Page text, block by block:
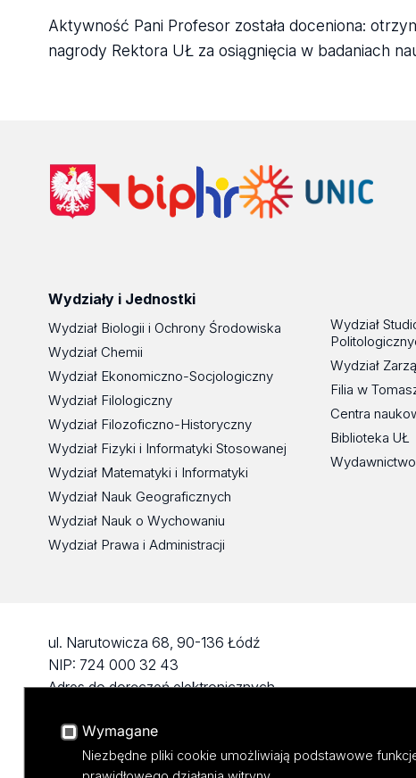
Aktywność Pani Profesor została doceniona:
nagrody Rektora UŁ za osiągnięcia w badaniach
Wydziały i Jednostki
Wydział Biologii i Ochrony Środowiska
Wydział Chemii
Wydział Ekonomiczno-Socjologiczny
Wydział Filologiczny
Wydział Filozoficzno-Historyczny
Wydział Fizyki i Informatyki Stosowanej
Wydział Matematyki i Informatyki
Wydział Nauk Geograficznych
Wydział Nauk o Wychowaniu
Wydział Prawa i Administracji
Wydział
Wydział
Filia w
Centra
Biblioteka UŁ
Wydawnictwo
ul. Narutowicza 68, 90-136 Łódź
NIP: 724 000 32 43
Adres do doręczeń elektronicznych
KONTAKT
Wymagane
Niezbędne pliki cookie umożliwiają podstawowe